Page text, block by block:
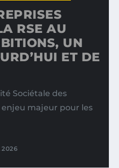
RSE AU
UN
ET DE
Sociétale des
enjeu majeur pour les
2026